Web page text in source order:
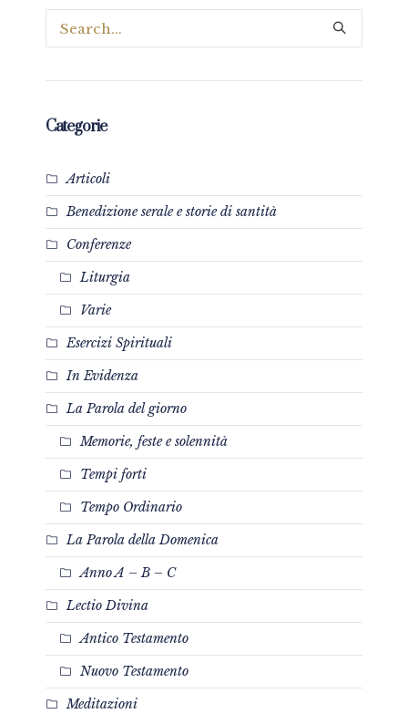
Categorie
Articoli
Benedizione serale e storie di santità
Conferenze
Liturgia
Varie
Esercizi Spirituali
In Evidenza
La Parola del giorno
Memorie, feste e solennità
Tempi forti
Tempo Ordinario
La Parola della Domenica
Anno A – B – C
Lectio Divina
Antico Testamento
Nuovo Testamento
Meditazioni